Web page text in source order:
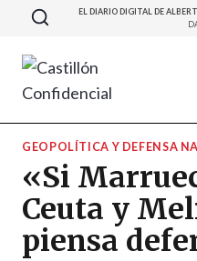
Saltar
contenido
EL DIARIO DIGITAL DE
GEOPOLÍTICA Y DEFENSA
«Si
Ceuta y
piensa